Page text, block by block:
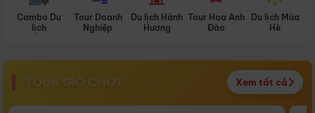
Combo Du
lịch
Tour Doanh
Nghiệp
Du lịch Hành
Hương
Tour Hoa Anh
Đào
Du lịch Mùa
Hè
TOUR GIỜ CHÓT Xem tất cả
Điểm nổi bật